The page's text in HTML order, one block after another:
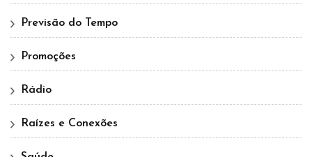
Previsão do Tempo
Promoções
Rádio
Raízes e Conexões